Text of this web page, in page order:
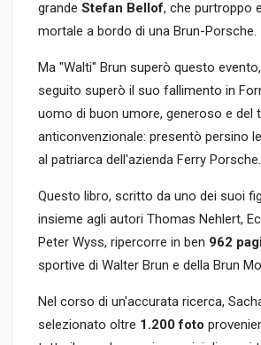
grande Stefan Bellof, che purtroppo
mortale a bordo di una Brun-Porsche.
Ma "Walti" Brun superò questo
seguito superò il suo fallimento in
uomo di buon umore, generoso e del
anticonvenzionale: presentò persino
al patriarca dell'azienda Ferry Porsche.
Questo libro, scritto da uno dei suoi
insieme agli autori Thomas Nehlert,
Peter Wyss, ripercorre in ben 962
sportive di Walter Brun e della Brun
Nel corso di un'accurata ricerca,
selezionato oltre 1.200 foto